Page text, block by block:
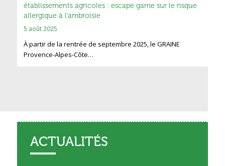
établissements agricoles : escape game sur le risque
allergique à l’ambroisie
5 août 2025
À partir de la rentrée de septembre 2025, le GRAINE
Provence-Alpes-Côte…
ACTUALITÉS